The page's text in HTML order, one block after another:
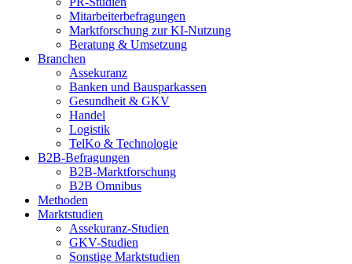
Mitarbeiterbefragungen
Marktforschung zur KI-Nutzung
Beratung & Umsetzung
Branchen
Assekuranz
Banken und Bausparkassen
Gesundheit & GKV
Handel
Logistik
TelKo & Technologie
B2B-Befragungen
B2B-Marktforschung
B2B Omnibus
Methoden
Marktstudien
Assekuranz-Studien
GKV-Studien
Sonstige Marktstudien